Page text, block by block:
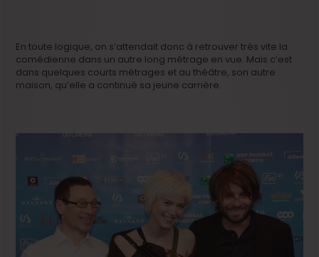
En toute logique, on s’attendait donc à retrouver très vite la
comédienne dans un autre long métrage en vue. Mais c’est
dans quelques courts métrages et au théâtre, son autre
maison, qu’elle a continué sa jeune carrière.